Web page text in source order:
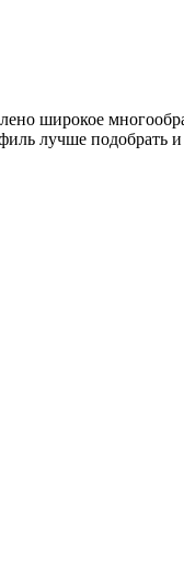
широкое
лучше подобрать